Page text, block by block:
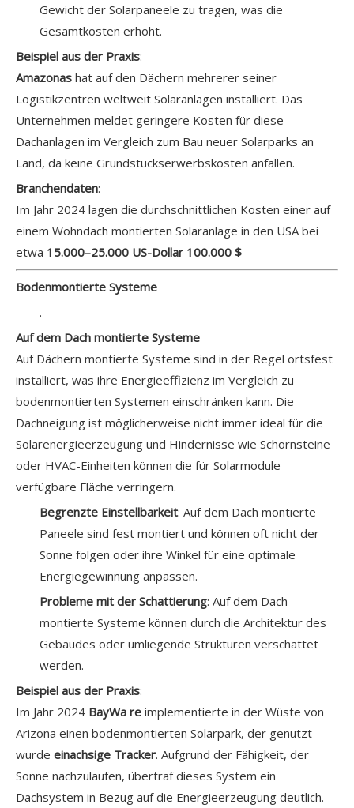
Gewicht der Solarpaneele zu tragen, was die
Gesamtkosten erhöht.
Beispiel aus der Praxis:
Amazonas hat auf den Dächern mehrerer seiner
Logistikzentren weltweit Solaranlagen installiert. Das
Unternehmen meldet geringere Kosten für diese
Dachanlagen im Vergleich zum Bau neuer Solarparks an
Land, da keine Grundstückserwerbskosten anfallen.
Branchendaten:
Im Jahr 2024 lagen die durchschnittlichen Kosten einer auf
einem Wohndach montierten Solaranlage in den USA bei
etwa 15.000–25.000 US-Dollar 100.000 $
Bodenmontierte Systeme
.
Auf dem Dach montierte Systeme
Auf Dächern montierte Systeme sind in der Regel ortsfest
installiert, was ihre Energieeffizienz im Vergleich zu
bodenmontierten Systemen einschränken kann. Die
Dachneigung ist möglicherweise nicht immer ideal für die
Solarenergieerzeugung und Hindernisse wie Schornsteine ​​
oder HVAC-Einheiten können die für Solarmodule
verfügbare Fläche verringern.
Begrenzte Einstellbarkeit: Auf dem Dach montierte
Paneele sind fest montiert und können oft nicht der
Sonne folgen oder ihre Winkel für eine optimale
Energiegewinnung anpassen.
Probleme mit der Schattierung: Auf dem Dach
montierte Systeme können durch die Architektur des
Gebäudes oder umliegende Strukturen verschattet
werden.
Beispiel aus der Praxis:
Im Jahr 2024 BayWa re implementierte in der Wüste von
Arizona einen bodenmontierten Solarpark, der genutzt
wurde einachsige Tracker. Aufgrund der Fähigkeit, der
Sonne nachzulaufen, übertraf dieses System ein
Dachsystem in Bezug auf die Energieerzeugung deutlich.